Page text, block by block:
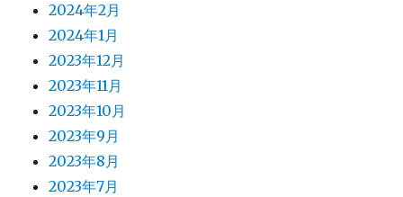
2024年2月
2024年1月
2023年12月
2023年11月
2023年10月
2023年9月
2023年8月
2023年7月